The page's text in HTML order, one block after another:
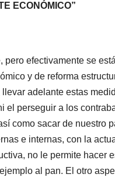
ECONÓMICO”
efectivamente se
y de reforma
adelante estas
perseguir a los
como sacar de nuestro
e internas, con la
no le permite hacer
al pan. El otro